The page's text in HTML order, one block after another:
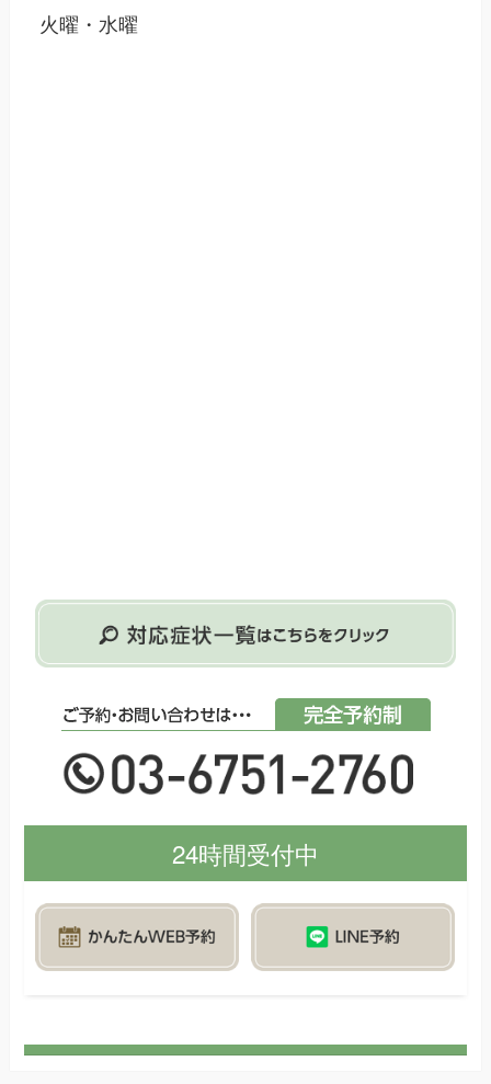
火曜・水曜
24時間受付中